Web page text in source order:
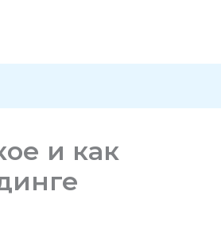
и как